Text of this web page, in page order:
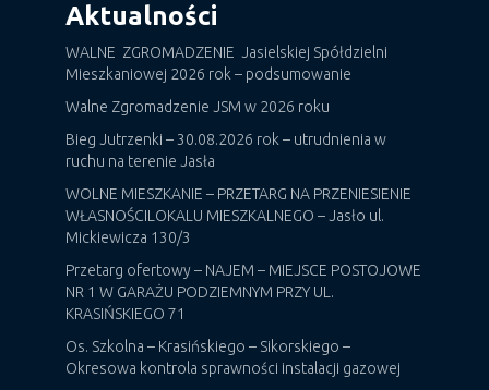
Aktualności
WALNE ZGROMADZENIE Jasielskiej Spółdzielni
Mieszkaniowej 2026 rok – podsumowanie
Walne Zgromadzenie JSM w 2026 roku
Bieg Jutrzenki – 30.08.2026 rok – utrudnienia w
ruchu na terenie Jasła
WOLNE MIESZKANIE – PRZETARG NA PRZENIESIENIE
WŁASNOŚCILOKALU MIESZKALNEGO – Jasło ul.
Mickiewicza 130/3
Przetarg ofertowy – NAJEM – MIEJSCE POSTOJOWE
NR 1 W GARAŻU PODZIEMNYM PRZY UL.
KRASIŃSKIEGO 71
Os. Szkolna – Krasińskiego – Sikorskiego –
Okresowa kontrola sprawności instalacji gazowej